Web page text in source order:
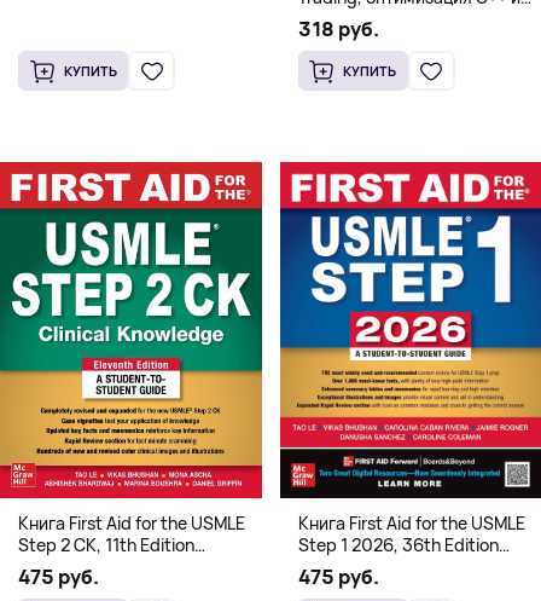
КУПИТЬ
системная архитектура для
HFT
318 руб.
КУПИТЬ
Книга First Aid for the USMLE
Step 2 CK, 11th Edition
(Мягкий переплет,
Английский язык)
475 руб.
Книга First Aid for the USMLE
Step 1 2026, 36th Edition
(Мягкий переплет,
Английский язык)
475 руб.